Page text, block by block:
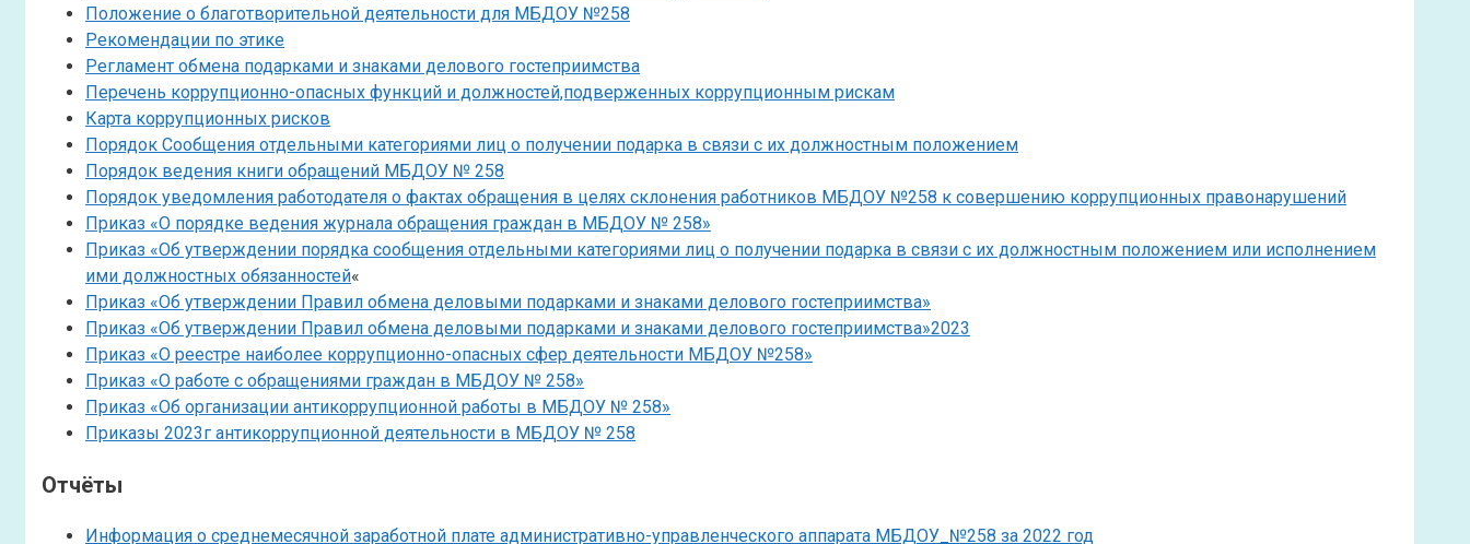
Положение о благотворительной деятельности для МБДОУ №258
Рекомендации по этике
Регламент обмена подарками и знаками делового гостеприимства
Перечень коррупционно-опасных функций и должностей,подверженных коррупционным рискам
Карта коррупционных рисков
Порядок Сообщения отдельными категориями лиц о получении подарка в связи с их должностным положением
Порядок ведения книги обращений МБДОУ № 258
Порядок уведомления работодателя о фактах обращения в целях склонения работников МБДОУ №258 к совершению коррупционных правонарушений
Приказ «О порядке ведения журнала обращения граждан в МБДОУ № 258»
Приказ «Об утверждении порядка сообщения отдельными категориями лиц о получении подарка в связи с их должностным положением или исполнением
ими должностных обязанностей«
Приказ «Об утверждении Правил обмена деловыми подарками и знаками делового гостеприимства»
Приказ «Об утверждении Правил обмена деловыми подарками и знаками делового гостеприимства»2023
Приказ «О реестре наиболее коррупционно-опасных сфер деятельности МБДОУ №258»
Приказ «О работе с обращениями граждан в МБДОУ № 258»
Приказ «Об организации антикоррупционной работы в МБДОУ № 258»
Приказы 2023г антикоррупционной деятельности в МБДОУ № 258
Отчёты
Информация о среднемесячной заработной плате административно-управленческого аппарата МБДОУ_№258 за 2022 год